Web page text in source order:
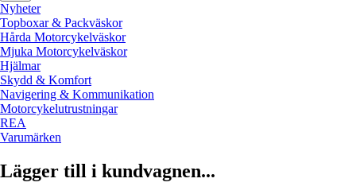
Nyheter
Topboxar & Packväskor
Hårda Motorcykelväskor
Mjuka Motorcykelväskor
Hjälmar
Skydd & Komfort
Navigering & Kommunikation
Motorcykelutrustningar
REA
Varumärken
Lägger till i kundvagnen...